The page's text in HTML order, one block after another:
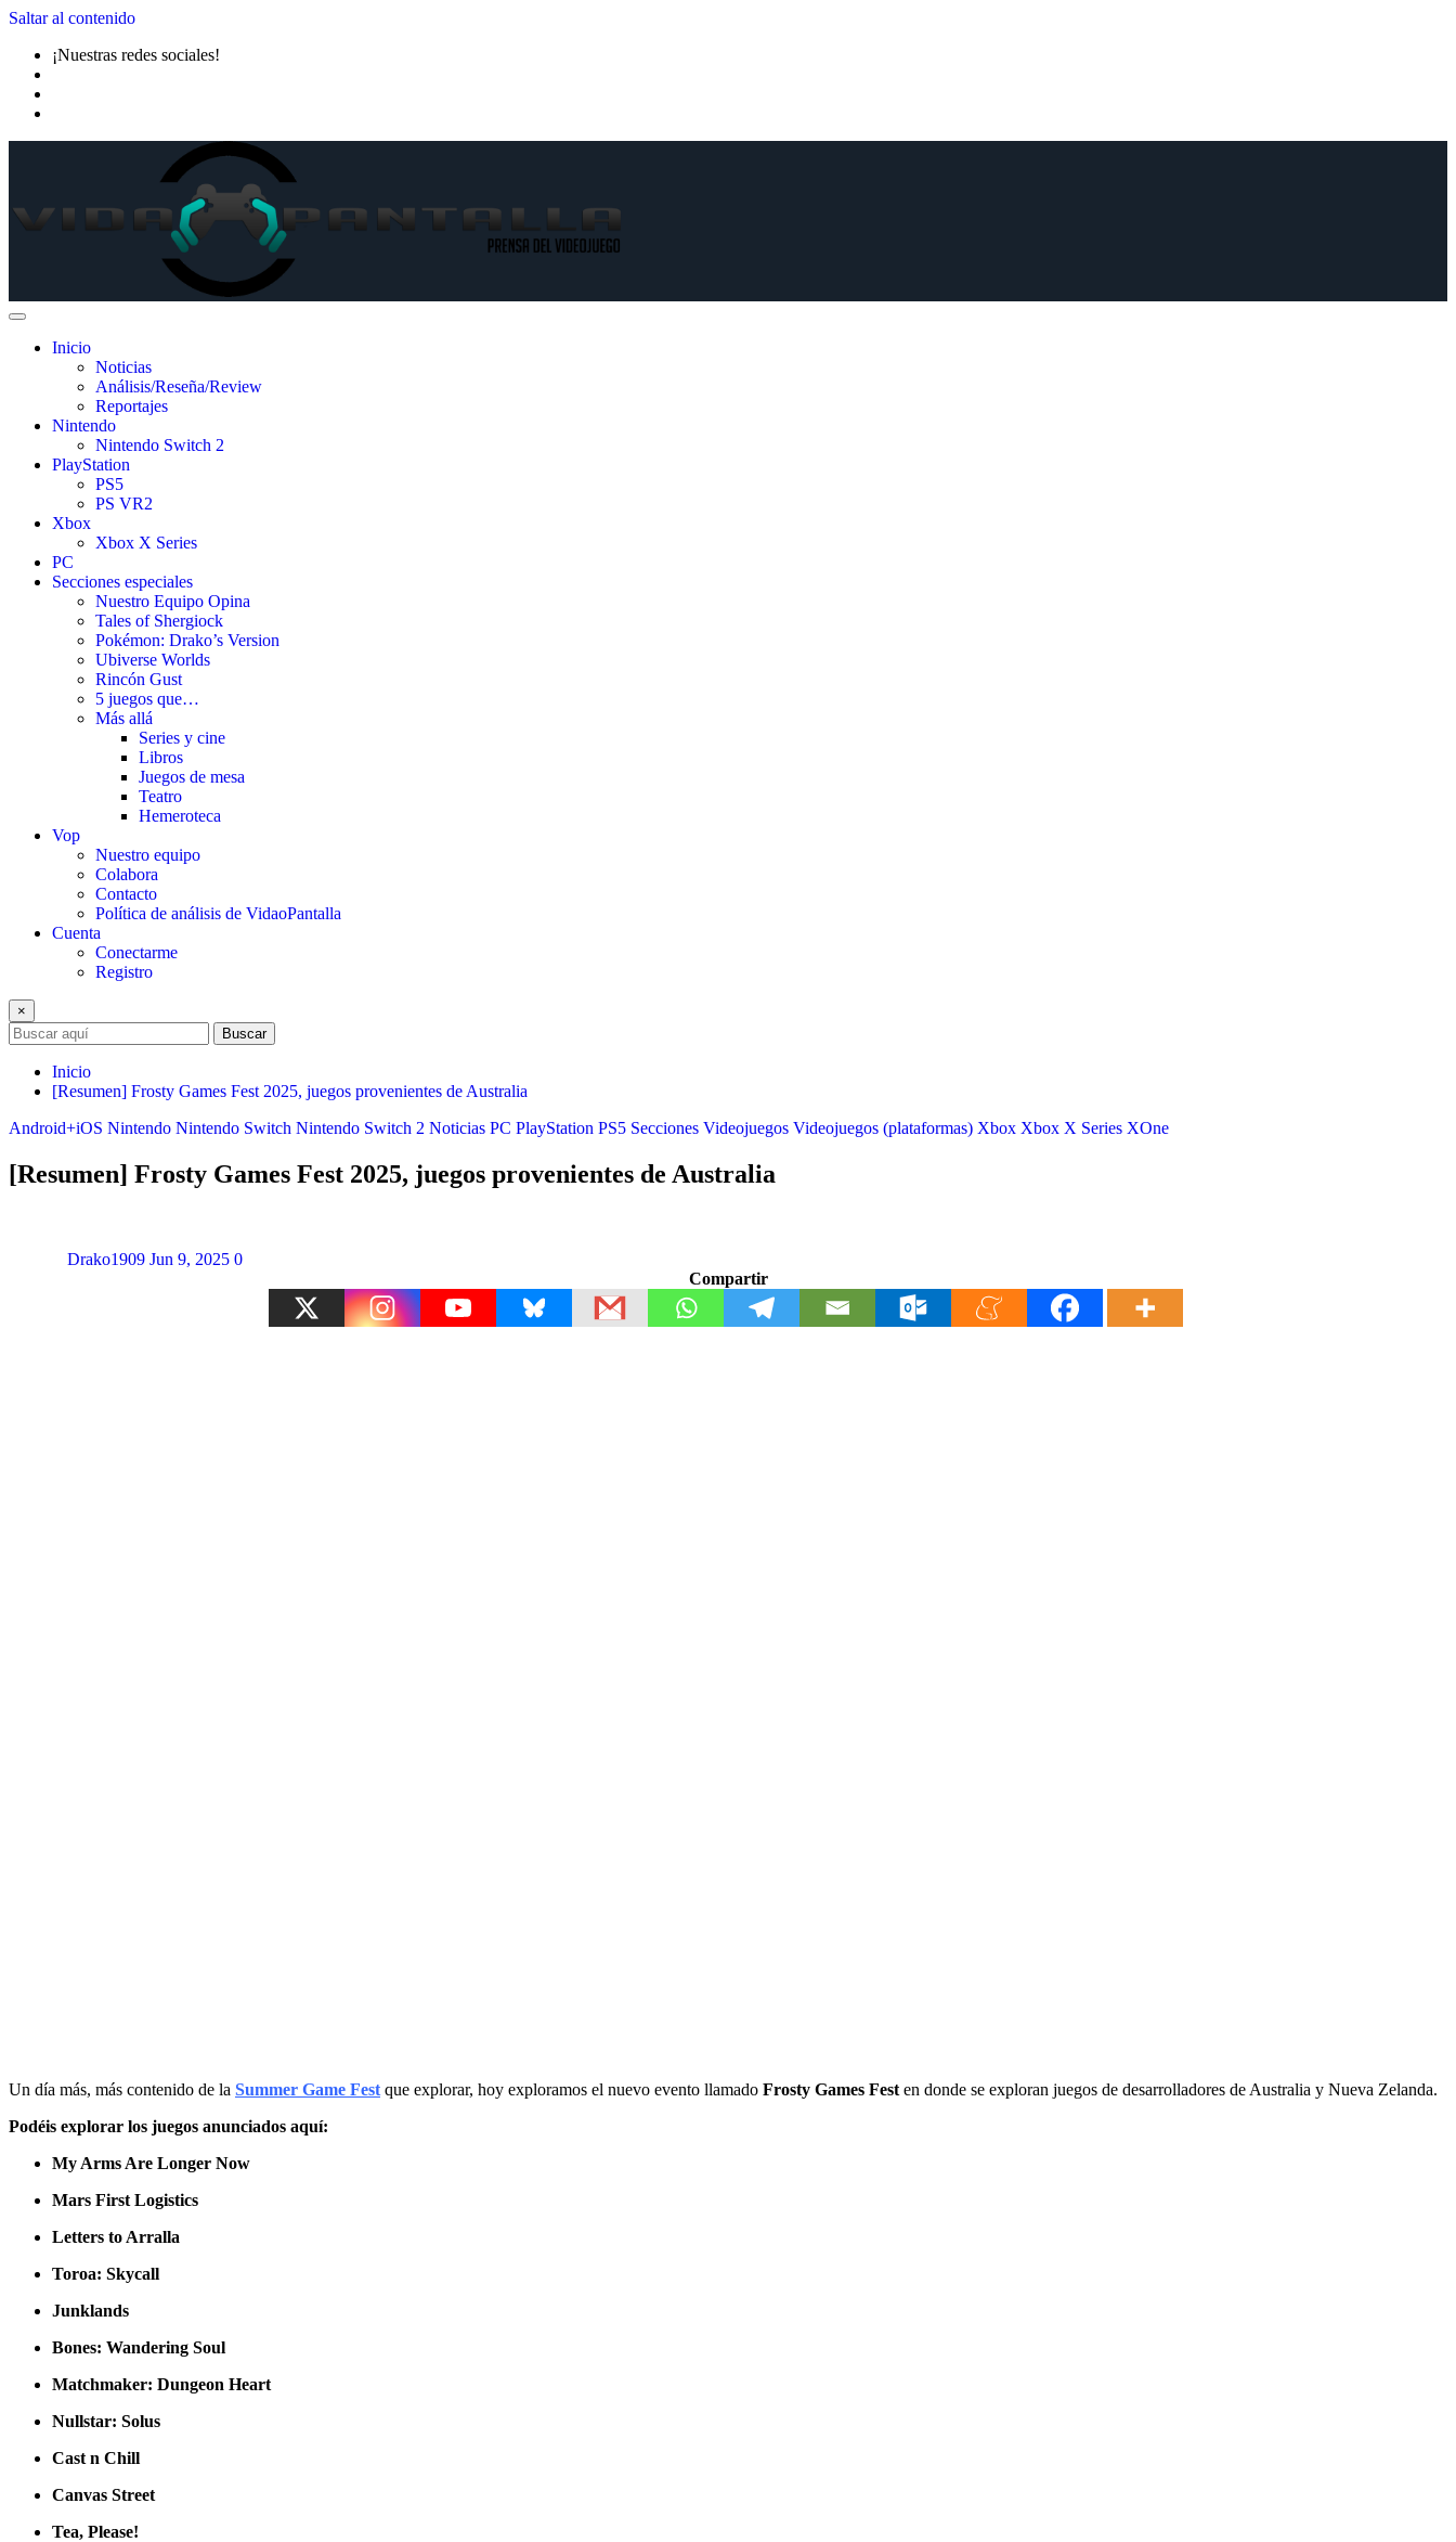
Saltar al contenido
¡Nuestras redes sociales!
Inicio
Noticias
Análisis/Reseña/Review
Reportajes
Nintendo
Nintendo Switch 2
PlayStation
PS5
PS VR2
Xbox
Xbox X Series
PC
Secciones especiales
Nuestro Equipo Opina
Tales of Shergiock
Pokémon: Drako’s Version
Ubiverse Worlds
Rincón Gust
5 juegos que…
Más allá
Series y cine
Libros
Juegos de mesa
Teatro
Hemeroteca
Vop
Nuestro equipo
Colabora
Contacto
Política de análisis de VidaoPantalla
Cuenta
Conectarme
Registro
×
Buscar
Inicio
[Resumen] Frosty Games Fest 2025, juegos provenientes de Australia
Android+iOS Nintendo Nintendo Switch Nintendo Switch 2 Noticias PC PlayStation PS5 Secciones Videojuegos Videojuegos (plataformas) Xbox Xbox X Series XOne
[Resumen] Frosty Games Fest 2025, juegos provenientes de Australia
Drako1909 Jun 9, 2025 0
Compartir
Un día más, más contenido de la Summer Game Fest que explorar, hoy exploramos el nuevo evento llamado Frosty Games Fest en donde se exploran juegos de desarrolladores de Australia y Nueva Zelanda.
Podéis explorar los juegos anunciados aquí:
My Arms Are Longer Now
Mars First Logistics
Letters to Arralla
Toroa: Skycall
Junklands
Bones: Wandering Soul
Matchmaker: Dungeon Heart
Nullstar: Solus
Cast n Chill
Canvas Street
Tea, Please!